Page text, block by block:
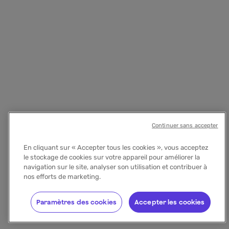
En cliquant sur « Accepter tous les cookies », vous acceptez
le stockage de cookies sur votre appareil pour améliorer la
navigation sur le site, analyser son utilisation et contribuer à
nos efforts de marketing.
Accepter les cookies
Paramètres des cookies
Continuer sans accepter